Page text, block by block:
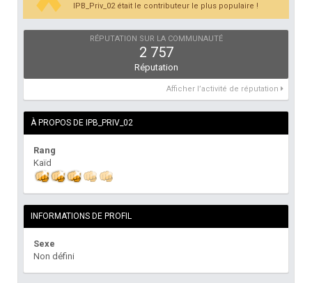
IPB_Priv_02 était le contributeur le plus populaire !
RÉPUTATION SUR LA COMMUNAUTÉ
2 757
Réputation
Afficher l’activité de réputation
À PROPOS DE IPB_PRIV_02
Rang
Kaïd
INFORMATIONS DE PROFIL
Sexe
Non défini